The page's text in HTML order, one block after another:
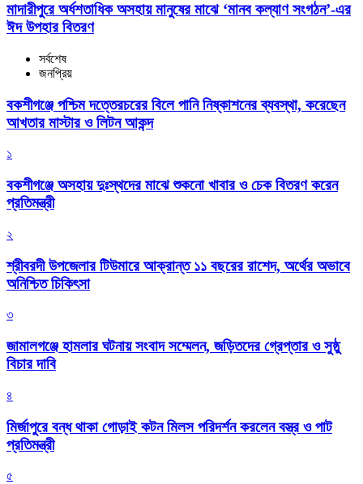
মাদারীপুরে অর্ধশতাধিক অসহায় মানুষের মাঝে ‘মানব কল্যাণ সংগঠন’-এর
ঈদ উপহার বিতরণ
সর্বশেষ
জনপ্রিয়
বকশীগঞ্জে পশ্চিম দত্তেরচরের বিলে পানি নিষ্কাশনের ব্যবস্থা, করেছেন
আখতার মাস্টার ও লিটন আকন্দ
১
বকশীগঞ্জে অসহায় দুঃস্থদের মাঝে শুকনো খাবার ও চেক বিতরণ করেন
প্রতিমন্ত্রী
২
শ্রীবরদী উপজেলার টিউমারে আক্রান্ত ১১ বছরের রাশেদ, অর্থের অভাবে
অনিশ্চিত চিকিৎসা
৩
জামালগঞ্জে হামলার ঘটনায় সংবাদ সম্মেলন, জড়িতদের গ্রেপ্তার ও সুষ্ঠু
বিচার দাবি
৪
মির্জাপুরে বন্ধ থাকা গোড়াই কটন মিলস পরিদর্শন করলেন বস্ত্র ও পাট
প্রতিমন্ত্রী
৫